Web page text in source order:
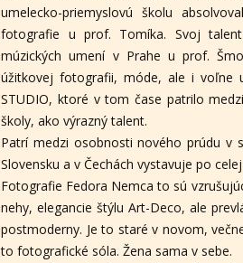
umelecko-priemyslovú školu
fotografie u prof. Tomíka. Svoj
múzických umení v Prahe u prof.
úžitkovej fotografii, móde, ale i voľne
STUDIO, ktoré v tom čase patrilo
školy, ako výrazný talent.
Patrí medzi osobnosti nového prúdu v
Slovensku a v Čechách vystavuje po
Fotografie Fedora Nemca to sú
nehy, elegancie štýlu Art-Deco, ale
postmoderny. Je to staré v novom,
to fotografické sóla. Žena sama v sebe.